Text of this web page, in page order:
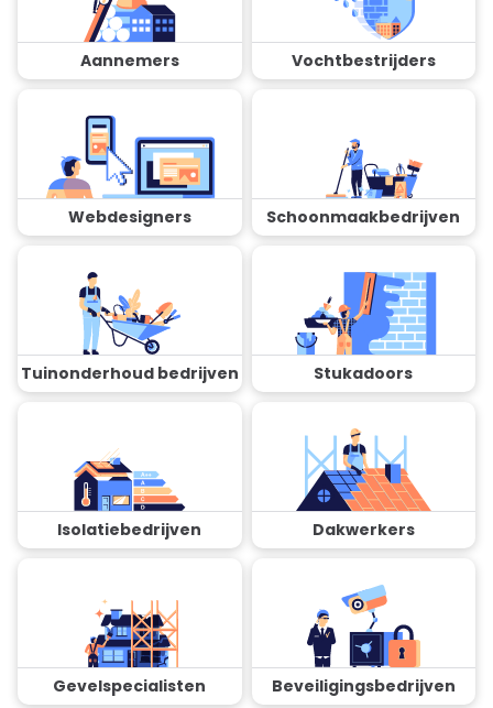
Aannemers Vochtbestrijders
Webdesigners Schoonmaakbedrijven
Tuinonderhoud bedrijven Stukadoors
Isolatiebedrijven Dakwerkers
Gevelspecialisten Beveiligingsbedrijven